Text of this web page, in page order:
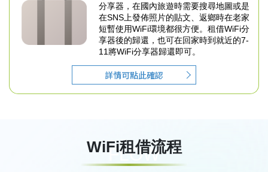
分享器，在國內旅遊時需要搜尋地圖或是
在SNS上發佈照片的貼文、返鄉時在老家
短暫使用WiFi環境都很方便。 租借WiFi分
享器後的歸還，也可在回家時到就近的7-
11將WiFi分享器歸還即可。
詳情可點此確認
FLOW
WiFi租借流程